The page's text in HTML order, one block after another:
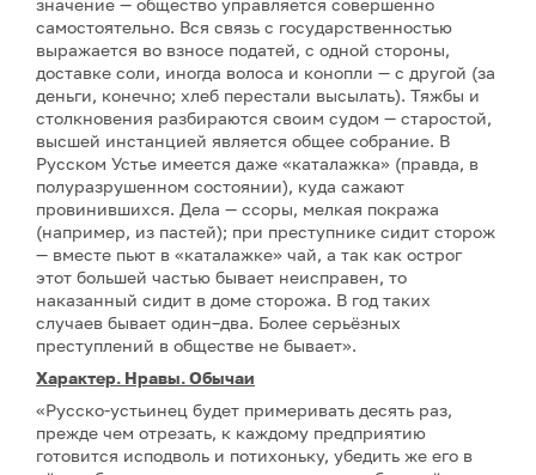
самостоятельно. Вся связь с государственностью
выражается во взносе податей, с одной стороны,
доставке соли, иногда волоса и конопли — с другой (за
деньги, конечно; хлеб перестали высылать). Тяжбы и
столкновения разбираются своим судом — старостой,
высшей инстанцией является общее собрание. В
Русском Устье имеется даже «каталажка» (правда, в
полуразрушенном состоянии), куда сажают
провинившихся. Дела — ссоры, мелкая покража
(например, из пастей); при преступнике сидит сторож
— вместе пьют в «каталажке» чай, а так как острог
этот большей частью бывает неисправен, то
наказанный сидит в доме сторожа. В год таких
случаев бывает один–два. Более серьёзных
преступлений в обществе не бывает».
Характер. Нравы. Обычаи
«Русско-устьинец будет примеривать десять раз,
прежде чем отрезать, к каждому предприятию
готовится исподволь и потихоньку, убедить же его в